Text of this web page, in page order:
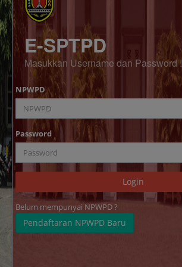
E-SPTPD
Masukkan Username dan Password !
NPWPD
Password
Login
Belum mempunyai NPWPD ?
Pendaftaran NPWPD Baru